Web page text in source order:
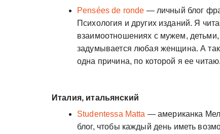
Pensées de ronde — личный блог
Психология и других изданий. Я
взаимоотношениях с мужем,
задумывается любая женщина. А
одна причина, по которой я ее читаю.
Италия, итальянский
Studentessa Matta — американка
блог, чтобы каждый день иметь